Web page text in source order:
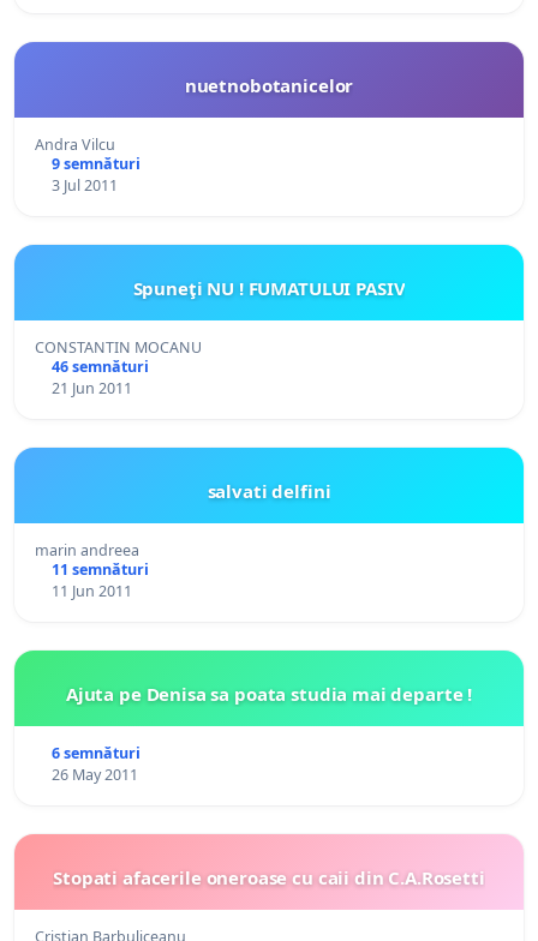
nuetnobotanicelor
Andra Vilcu
9 semnături
3 Jul 2011
Spuneţi NU ! FUMATULUI PASIV
CONSTANTIN MOCANU
46 semnături
21 Jun 2011
salvati delfini
marin andreea
11 semnături
11 Jun 2011
Ajuta pe Denisa sa poata studia mai departe !
6 semnături
26 May 2011
Stopati afacerile oneroase cu caii din C.A.Rosetti
Cristian Barbuliceanu